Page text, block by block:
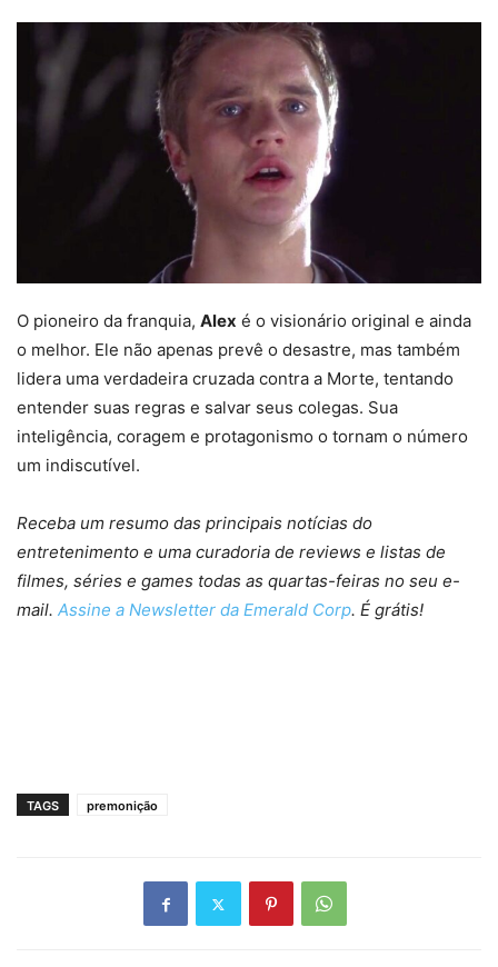
O pioneiro da franquia, Alex é o visionário original e ainda
o melhor. Ele não apenas prevê o desastre, mas também
lidera uma verdadeira cruzada contra a Morte, tentando
entender suas regras e salvar seus colegas. Sua
inteligência, coragem e protagonismo o tornam o número
um indiscutível.
Receba um resumo das principais notícias do
entretenimento e uma curadoria de reviews e listas de
filmes, séries e games todas as quartas-feiras no seu e-
mail. Assine a Newsletter da Emerald Corp. É grátis!
TAGS premonição